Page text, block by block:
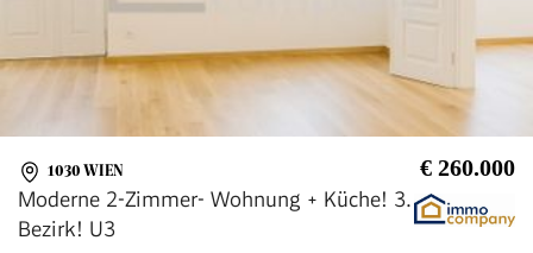
1030 WIEN € 260.000
Moderne 2-Zimmer- Wohnung + Küche! 3.
Bezirk! U3